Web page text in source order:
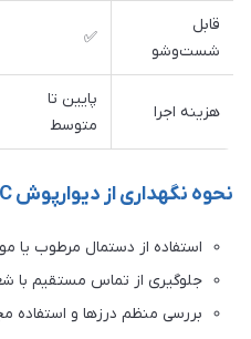
قابل
شست‌وشو
✅
هزینه اجرا
پایین تا
متوسط
نحوه نگهداری از دیوارپوش PVC در فضاهای مرطوب
استفاده از دستمال مرطوب یا
جلوگیری از تماس مستقیم با
بررسی منظم درزها و استفاده